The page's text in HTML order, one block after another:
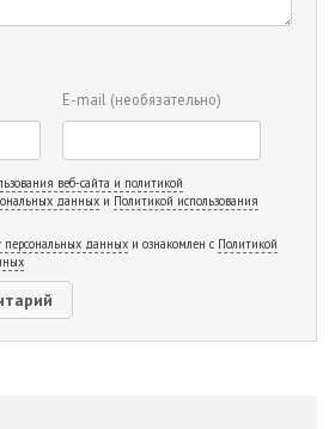
E-mail (необязательно)
веб-сайта и политикой
данных и Политикой использования
персональных данных и ознакомлен с Политикой